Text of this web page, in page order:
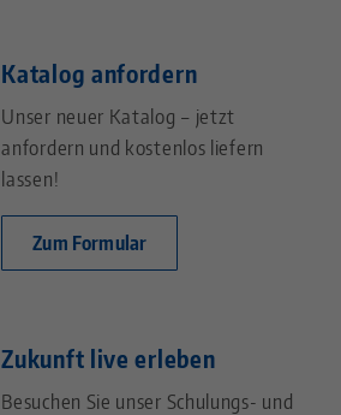
Katalog anfordern
Unser neuer Katalog – jetzt
anfordern und kostenlos liefern
lassen!
Zum Formular
Zukunft live erleben
Besuchen Sie unser Schulungs- und